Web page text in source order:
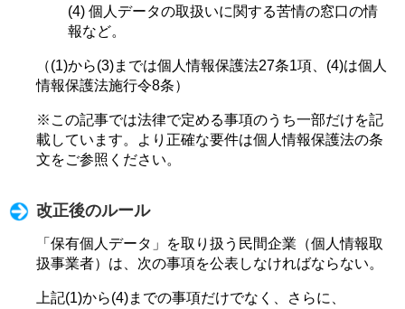
(4) 個人データの取扱いに関する苦情の窓口の情
報など。
（(1)から(3)までは個人情報保護法27条1項、(4)は個人
情報保護法施行令8条）
※この記事では法律で定める事項のうち一部だけを記
載しています。より正確な要件は個人情報保護法の条
文をご参照ください。
改正後のルール
「保有個人データ」を取り扱う民間企業（個人情報取
扱事業者）は、次の事項を公表しなければならない。
上記(1)から(4)までの事項だけでなく、さらに、